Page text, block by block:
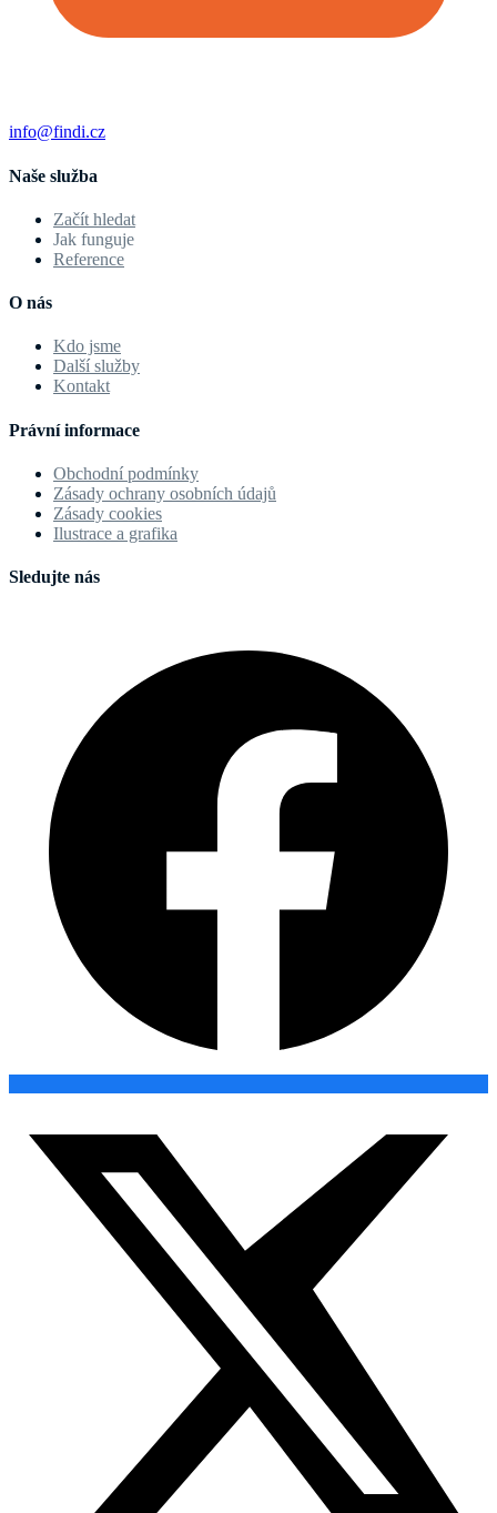
info@findi.cz
Naše služba
Začít hledat
Jak funguje
Reference
O nás
Kdo jsme
Další služby
Kontakt
Právní informace
Obchodní podmínky
Zásady ochrany osobních údajů
Zásady cookies
Ilustrace a grafika
Sledujte nás